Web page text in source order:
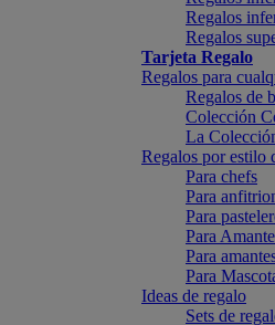
Regalos
Regalos
Tarjeta Regalo
Regalos para
Regalos de
Colección
La
Regalos por estilo
Para chefs
Para
Para
Para
Para
Para
Ideas de regalo
Sets de